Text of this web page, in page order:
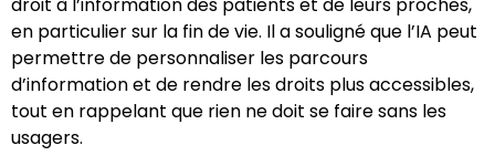
en particulier sur la fin de vie. Il a souligné que l’IA peut
permettre de personnaliser les parcours
d’information et de rendre les droits plus accessibles,
tout en rappelant que rien ne doit se faire sans les
usagers.